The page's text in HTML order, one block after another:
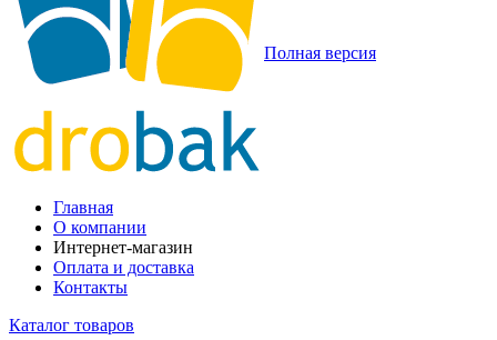
Полная версия
Главная
О компании
Интернет-магазин
Оплата и доставка
Контакты
Каталог товаров